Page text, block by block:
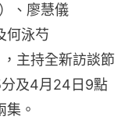
、廖慧儀
何泳芍
主持全新訪談節
分及4月24日9點
。